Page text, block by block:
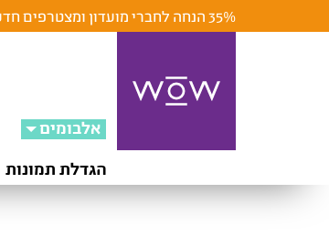
35% הנחה לחברי מועדון ומצטרפים חדשים |
אלבומים
הגדלת תמונות